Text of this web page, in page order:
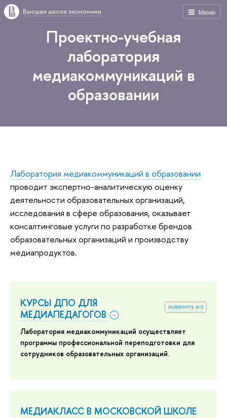
Меню
Высшая школа экономики
Проектно-учебная
лаборатория
медиакоммуникаций в
образовании
Лаборатория медиакоммуникаций в образовании
проводит экспертно-аналитическую оценку
деятельности образовательных организаций,
исследования в сфере образования, оказывает
консалтинговые услуги по разработке брендов
образовательных организаций и производству
медиапродуктов.
развернуть все
КУРСЫ ДПО ДЛЯ
МЕДИАПЕДАГОГОВ
Лаборатория медиакоммуникаций осуществляет
программы профессиональной переподготовки для
сотрудников образовательных организаций.
МЕДИАКЛАСС В МОСКОВСКОЙ ШКОЛЕ